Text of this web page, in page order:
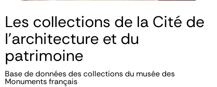
Les collections de la Cité de
l'architecture et du
patrimoine
Base de données des collections du musée des
Monuments français